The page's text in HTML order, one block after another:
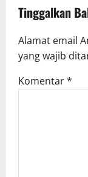
g
a
t
i
Tinggalkan
Alamat email
yang wajib
Komentar*